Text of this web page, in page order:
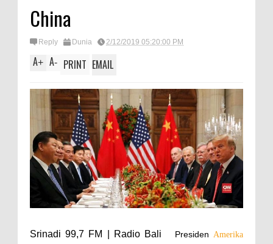
China
Reply Dunia 2/12/2019 05:20:00 PM
A+ A- PRINT EMAIL
Srinadi 99,7 FM | Radio Bali Presiden Amerika